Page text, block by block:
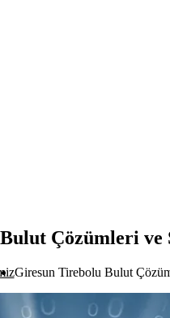
Çözümleri ve
Giresun Tirebolu Bulut